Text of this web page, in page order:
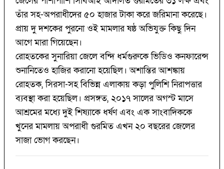
তাঁর সহ-অপরাধীদের ৫০ হাজার টাকা করে জরিমানা করেছে।
প্রায় দু দশকের পুরনো ওই মামলার ষষ্ঠ অভিযুক্ত কিছু দিন
আগে মারা গিয়েছেন।
রোহতকের সুনারিয়া জেলে বন্দি ধর্মগুরুকে ভিডিও কনফারেন্স
শুনানিতেও হাজির করানো হয়েছিল। অশান্তির আশঙ্কায়
রোহতক, সিরসা-সহ বিভিন্ন এলাকায় কড়া পুলিশি নিরাপত্তার
ব্যবস্থা করা হয়েছিল। প্রসঙ্গত, ২০১৭ সালের অগস্ট মাসে
আশ্রমের মধ্যে দুই শিষ্যাকে ধর্ষণ এবং এক সাংবাদিককে
খুনের মামলায় অপরাধী গুরমিত এখন ২০ বছরের জেলের
সাজা ভোগ করছেন।